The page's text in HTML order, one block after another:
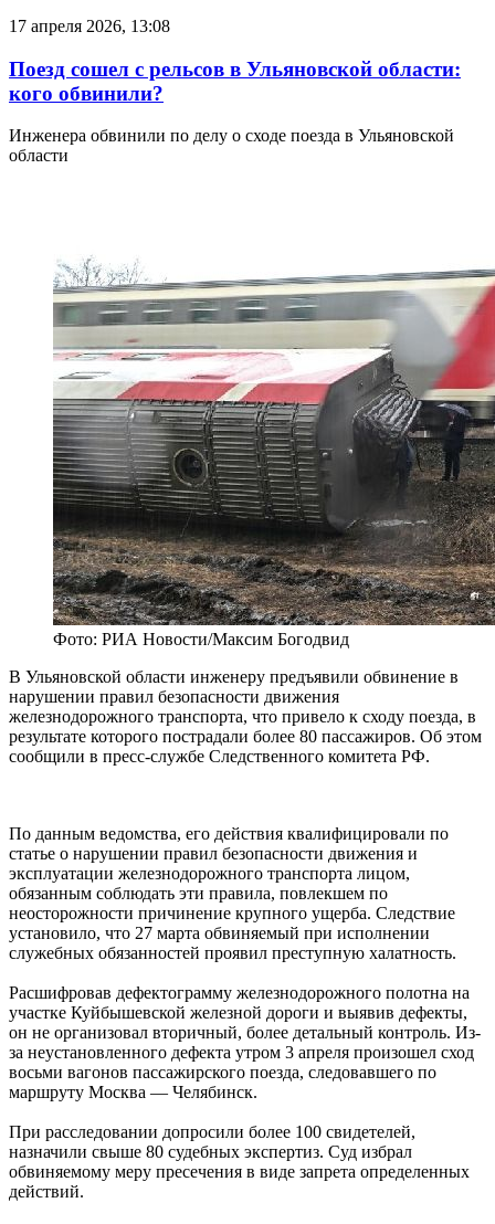
17 апреля 2026, 13:08
Поезд сошел с рельсов в Ульяновской области:
кого обвинили?
Инженера обвинили по делу о сходе поезда в Ульяновской
области
Фото: РИА Новости/Максим Богодвид
В Ульяновской области инженеру предъявили обвинение в
нарушении правил безопасности движения
железнодорожного транспорта, что привело к сходу поезда, в
результате которого пострадали более 80 пассажиров. Об этом
сообщили в пресс-службе Следственного комитета РФ.
По данным ведомства, его действия квалифицировали по
статье о нарушении правил безопасности движения и
эксплуатации железнодорожного транспорта лицом,
обязанным соблюдать эти правила, повлекшем по
неосторожности причинение крупного ущерба. Следствие
установило, что 27 марта обвиняемый при исполнении
служебных обязанностей проявил преступную халатность.
Расшифровав дефектограмму железнодорожного полотна на
участке Куйбышевской железной дороги и выявив дефекты,
он не организовал вторичный, более детальный контроль. Из-
за неустановленного дефекта утром 3 апреля произошел сход
восьми вагонов пассажирского поезда, следовавшего по
маршруту Москва — Челябинск.
При расследовании допросили более 100 свидетелей,
назначили свыше 80 судебных экспертиз. Суд избрал
обвиняемому меру пресечения в виде запрета определенных
действий.